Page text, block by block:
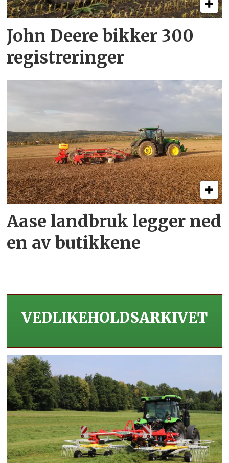
John Deere bikker 300
registreringer
Aase landbruk legger ned
en av butikkene
VEDLIKEHOLDS­ARKIVET